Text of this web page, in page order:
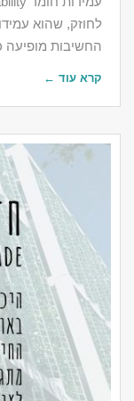
לחוזק, שהוא
החשיבות מופיעה
קרא עוד ←